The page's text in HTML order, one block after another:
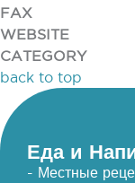
FAX
WEBSITE
CATEGORY
back to top
Еда и
- Местные